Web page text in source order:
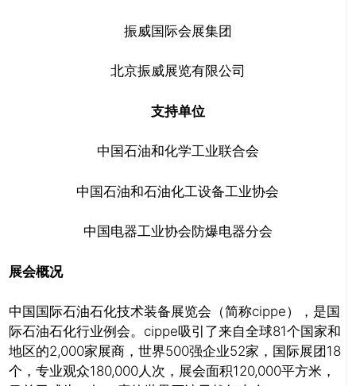
振威国际会展集团
北京振威展览有限公司
支持单位
中国石油和化学工业联合会
中国石油和石油化工设备工业协会
中国电器工业协会防爆电器分会
展会概况
中国国际石油石化技术装备展览会（简称cippe），是国
际石油石化行业例会。cippe吸引了来自全球81个国家和
地区的2,000家展商，世界500强企业52家，国际展团18
个，专业观众180,000人次，展会面积120,000平方米，